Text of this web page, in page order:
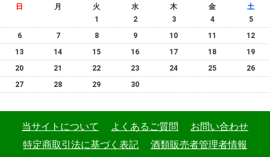
日 月 火 水 木 金
土
1
2 3 4
5
6
7 8 9 10 11
12
13
14 15 16 17 18
19
20
21 22 23 24 25
26
27
28 29 30
当サイトについて よくあるご質問
お問い合わせ
特定商取引法に基づく表記
酒類販売者管理者情報